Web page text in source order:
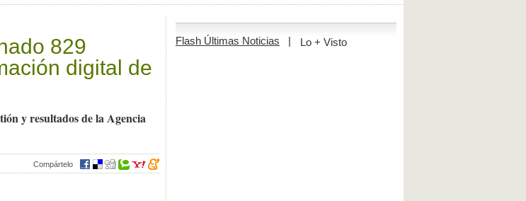
829
digital de
y resultados de la Agencia
Compártelo
Flash Últimas Noticias | Lo + Visto